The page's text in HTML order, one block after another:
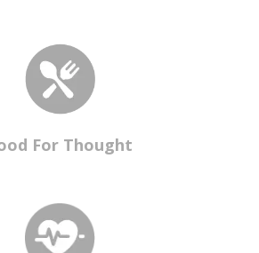
For Thought